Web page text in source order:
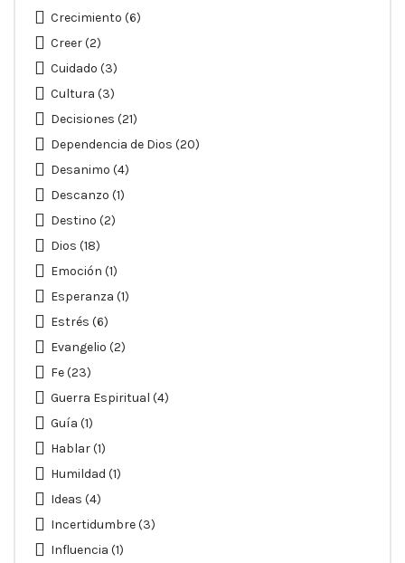
Crecimiento (6)
Creer(2)
Cuidado (3)
Cultura (3)
Decisiones (21)
Dependencia de Dios (20)
Desanimo (4)
Descanzo (1)
Destino (2)
Dios (18)
Emoción (1)
Esperanza (1)
Estrés (6)
Evangelio (2)
Fe(23)
Guerra Espiritual (4)
Guía (1)
Hablar(1)
Humildad (1)
Ideas (4)
Incertidumbre(3)
Influencia (1)